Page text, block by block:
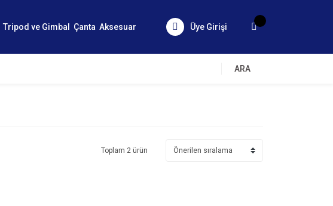
Tripod ve Gimbal Çanta Aksesuar Üye Girişi
ARA
Toplam 2 ürün